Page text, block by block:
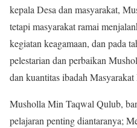
kepala Desa dan masyarakat,
tetapi masyarakat ramai
kegiatan keagamaan, dan pada
pelestarian dan perbaikan
dan kuantitas ibadah Masyarakat
Musholla Min Taqwal Qulub,
pelajaran penting diantaranya;